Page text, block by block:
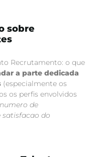
sobre
Recrutamento: o que
a parte dedicada
(especialmente os
os perfis envolvidos
de
satisfacao do